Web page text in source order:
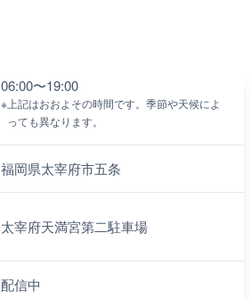
06:00〜19:00
※ 上記はおおよその時間です。季節や天候によ
っても異なります。
福岡県太宰府市五条
太宰府天満宮第二駐車場
配信中